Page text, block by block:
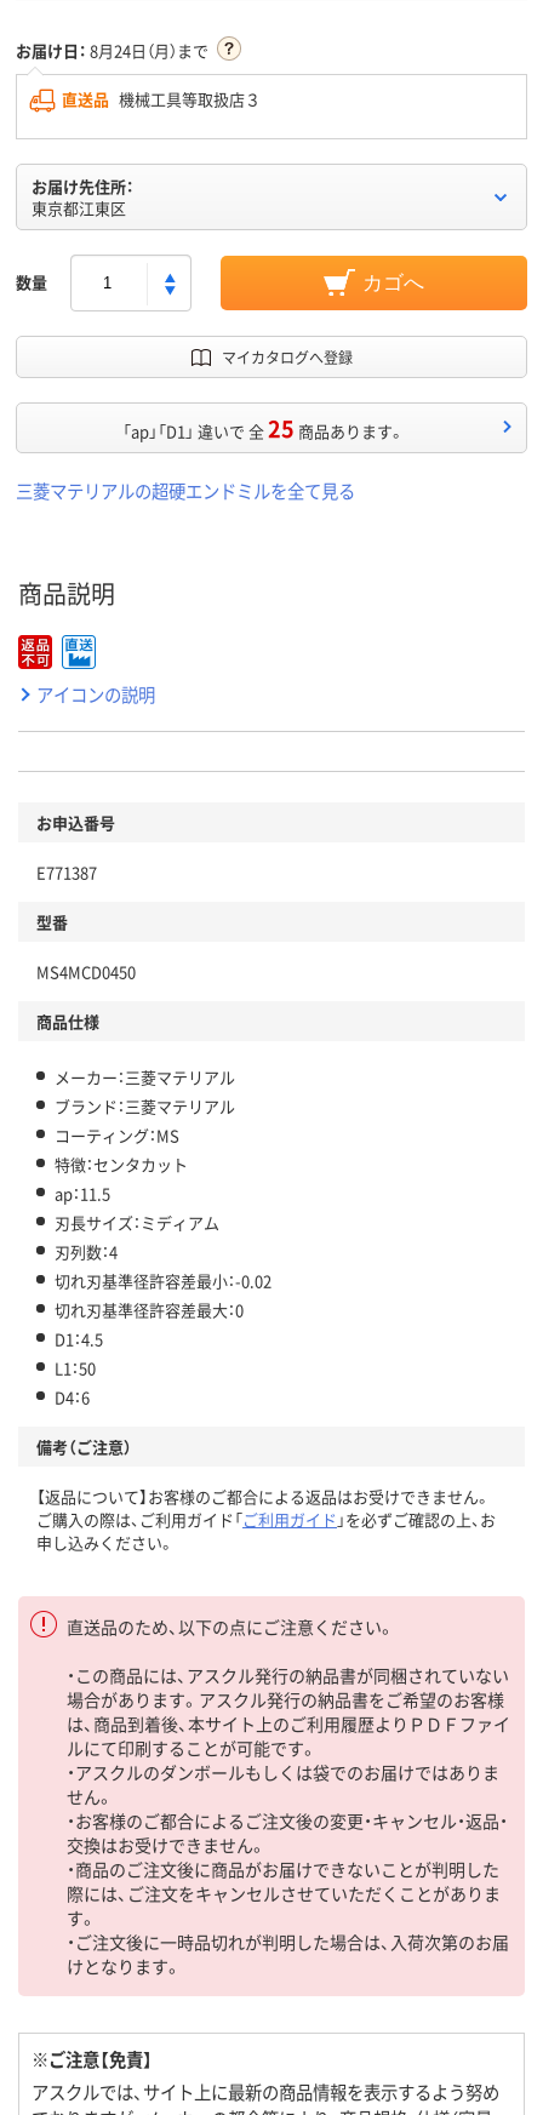
お届け日： 8月24日（月）まで
直送品 機械工具等取扱店３
お届け先住所：
東京都江東区
数量 カゴへ
マイカタログへ登録
「ap」「D1」 違いで 全25 商品あります。
三菱マテリアルの超硬エンドミルを全て見る
商品説明
アイコンの説明
お申込番号
E771387
型番
MS4MCD0450
商品仕様
メーカー：三菱マテリアル
ブランド：三菱マテリアル
コーティング：MS
特徴：センタカット
ap：11.5
刃長サイズ：ミディアム
刃列数：4
切れ刃基準径許容差最小：-0.02
切れ刃基準径許容差最大：0
D1：4.5
L1：50
D4：6
備考（ご注意）
【返品について】お客様のご都合による返品はお受けできません。
ご購入の際は、ご利用ガイド「ご利用ガイド 」を必ずご確認の上、お
申し込みください。
直送品のため、以下の点にご注意ください。
・この商品には、アスクル発行の納品書が同梱されていない
場合があります。アスクル発行の納品書をご希望のお客様
は、商品到着後、本サイト上のご利用履歴よりＰＤＦファイ
ルにて印刷することが可能です。
・アスクルのダンボールもしくは袋でのお届けではありま
せん。
・お客様のご都合によるご注文後の変更・キャンセル・返品・
交換はお受けできません。
・商品のご注文後に商品がお届けできないことが判明した
際には、ご注文をキャンセルさせていただくことがありま
す。
・ご注文後に一時品切れが判明した場合は、入荷次第のお届
けとなります。
※ご注意【免責】
アスクルでは、サイト上に最新の商品情報を表示するよう努め